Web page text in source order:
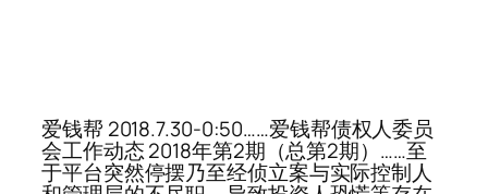
爱钱帮 2018.7.30-0:50……爱钱帮债权人委员
会工作动态 2018年第2期（总第2期）……至
于平台突然停摆乃至经侦立案与实际控制人